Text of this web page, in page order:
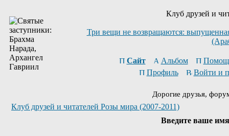
Клуб друзей и
Три вещи не возвращаются:
Сайт Альбом
Профиль
Войти и
Дорогие друзья,
Клуб друзей и читателей Розы мира (2007-2011)
Введите ваше